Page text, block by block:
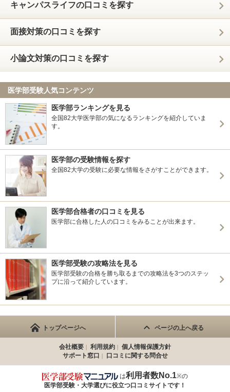
キャンパスライフの口コミを探す
面接対策の口コミを探す
小論文対策の口コミを探す
医学部受験人気コンテンツ
医学部ランキングを見る
全国82大学医学部の気になるランキングを紹介していま
す。
医学部の受験情報を探す
全国82大学の受験に必要な情報をさがすことができます。
医学部合格者の口コミを見る
医学部に合格した人の口コミをみることが出来ます。
医学部受験の攻略法を見る
医学部受験の合格を勝ち取るまでの攻略法を3つのステッ
プに沿って紹介しています。
トップページへ ページの上へ戻る
会社概要 利用規約
個人情報保護方針
サポート窓口
口コミに関する問合せ
は利用者数No.1※の
医学部受験・大学選びに役立つ口コミサイトです！